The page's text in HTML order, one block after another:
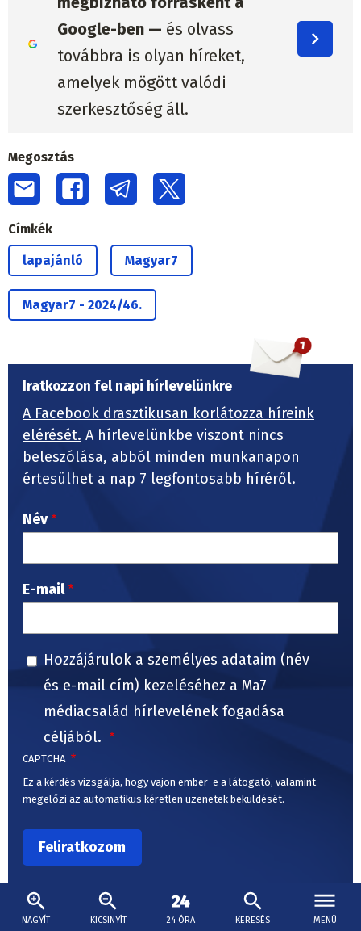
NAGYÍT KICSINYÍT 24 ÓRA KERESÉS MENÜ
Google-ben — és olvass
továbbra is olyan híreket,
amelyek mögött valódi
szerkesztőség áll.
Megosztás
Címkék
lapajánló Magyar7
Magyar7 - 2024/46.
Iratkozzon fel napi hírlevelünkre
A Facebook drasztikusan korlátozza híreink
elérését. A hírlevelünkbe viszont nincs
beleszólása, abból minden munkanapon
értesülhet a nap 7 legfontosabb híréről.
Név
E-mail
Hozzájárulok a személyes adataim (név
és e-mail cím) kezeléséhez a Ma7
médiacsalád hírlevelének fogadása
céljából.
CAPTCHA
Ez a kérdés vizsgálja, hogy vajon ember-e a látogató, valamint
megelőzi az automatikus kéretlen üzenetek beküldését.